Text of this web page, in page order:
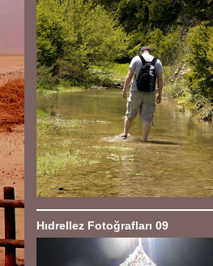
Hıdrellez Fotoğrafları 09